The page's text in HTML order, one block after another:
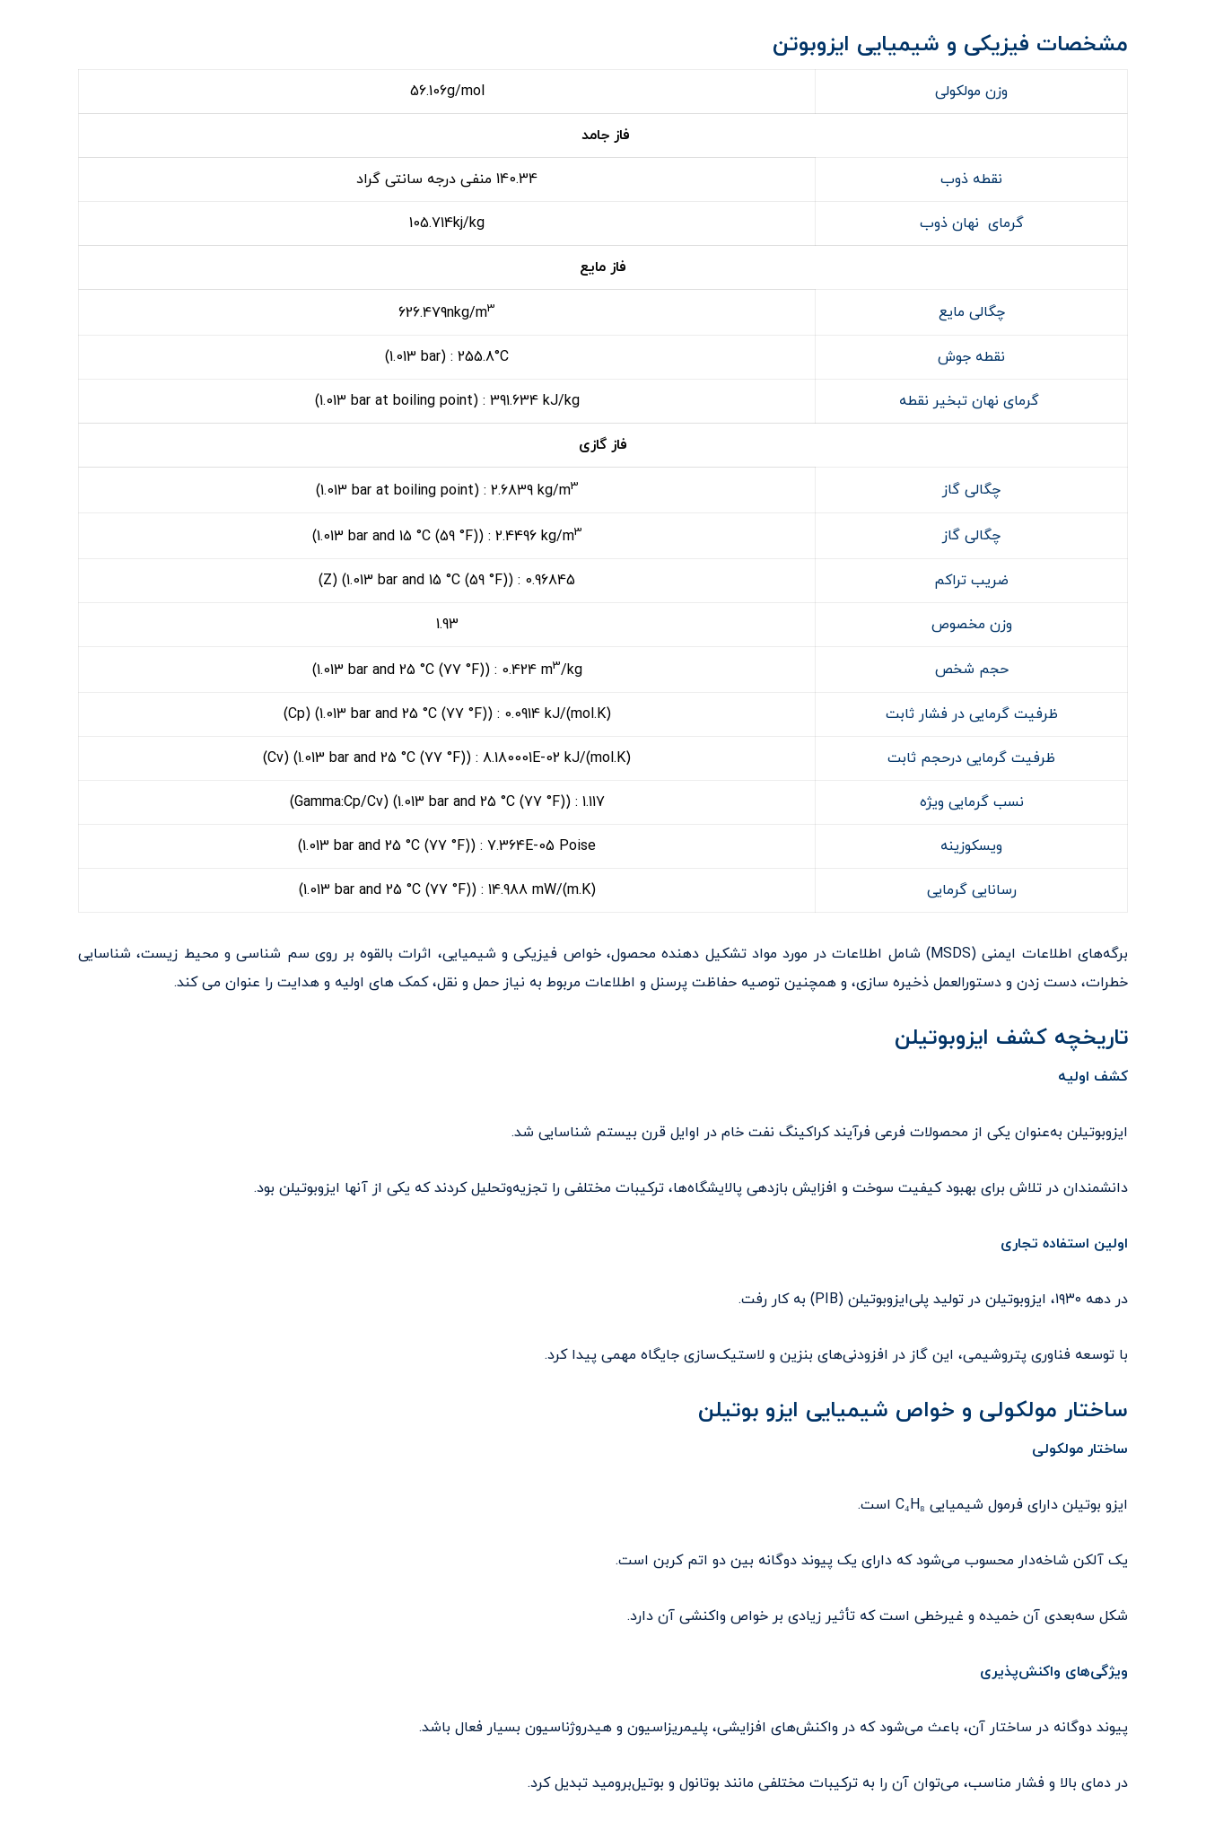
مشخصات فیزیکی و شیمیایی ایزوبوتن
وزن مولکولی 56.106g/mol
فاز جامد
نقطه ذوب 140.34 منفی درجه سانتی گراد
گرمای نهان ذوب 105.714kj/kg
فاز مایع
چگالی مایع 626.479nkg/m3
نقطه جوش (1.013 bar) : 255.8°C
گرمای نهان تبخیر نقطه (1.013 bar at boiling point) : 391.634 kJ/kg
فاز گازی
چگالی گاز (1.013 bar at boiling point) : 2.6839 kg/m3
چگالی گاز (1.013 bar and 15 °C (59 °F)) : 2.4496 kg/m3
ضریب تراکم (Z) (1.013 bar and 15 °C (59 °F)) : 0.96845
وزن مخصوص 1.93
حجم شخص (1.013 bar and 25 °C (77 °F)) : 0.424 m3/kg
ظرفیت گرمایی در فشار ثابت (Cp) (1.013 bar and 25 °C (77 °F)) : 0.0914 kJ/(mol.K)
ظرفیت گرمایی درحجم ثابت (Cv) (1.013 bar and 25 °C (77 °F)) : 8.180001E-02 kJ/(mol.K)
نسب گرمایی ویژه (Gamma:Cp/Cv) (1.013 bar and 25 °C (77 °F)) : 1.117
ویسکوزینه (1.013 bar and 25 °C (77 °F)) : 7.364E-05 Poise
رسانایی گرمایی (1.013 bar and 25 °C (77 °F)) : 14.988 mW/(m.K)
برگه‌های اطلاعات ایمنی (MSDS) شامل اطلاعات در مورد مواد تشکیل دهنده محصول، خواص فیزیکی و شیمیایی، اثرات بالقوه بر روی سم شناسی و محیط زیست، شناسایی
خطرات، دست زدن و دستورالعمل ذخیره سازی، و همچنین توصیه حفاظت پرسنل و اطلاعات مربوط به نیاز حمل و نقل، کمک های اولیه و هدایت را عنوان می کند.
تاریخچه کشف ایزوبوتیلن
کشف اولیه
ایزوبوتیلن به‌عنوان یکی از محصولات فرعی فرآیند کراکینگ نفت خام در اوایل قرن بیستم شناسایی شد.
دانشمندان در تلاش برای بهبود کیفیت سوخت و افزایش بازدهی پالایشگاه‌ها، ترکیبات مختلفی را تجزیه‌و‌تحلیل کردند که یکی از آنها ایزوبوتیلن بود.
اولین استفاده تجاری
در دهه ۱۹۳۰، ایزوبوتیلن در تولید پلی‌ایزوبوتیلن (PIB) به کار رفت.
با توسعه فناوری پتروشیمی، این گاز در افزودنی‌های بنزین و لاستیک‌سازی جایگاه مهمی پیدا کرد.
ساختار مولکولی و خواص شیمیایی ایزو بوتیلن
ساختار مولکولی
ایزو بوتیلن دارای فرمول شیمیایی C₄H₈ است.
یک آلکن شاخه‌دار محسوب می‌شود که دارای یک پیوند دوگانه بین دو اتم کربن است.
شکل سه‌بعدی آن خمیده و غیرخطی است که تأثیر زیادی بر خواص واکنشی آن دارد.
ویژگی‌های واکنش‌پذیری
پیوند دوگانه در ساختار آن، باعث می‌شود که در واکنش‌های افزایشی، پلیمریزاسیون و هیدروژناسیون بسیار فعال باشد.
در دمای بالا و فشار مناسب، می‌توان آن را به ترکیبات مختلفی مانند بوتانول و بوتیل‌برومید تبدیل کرد.